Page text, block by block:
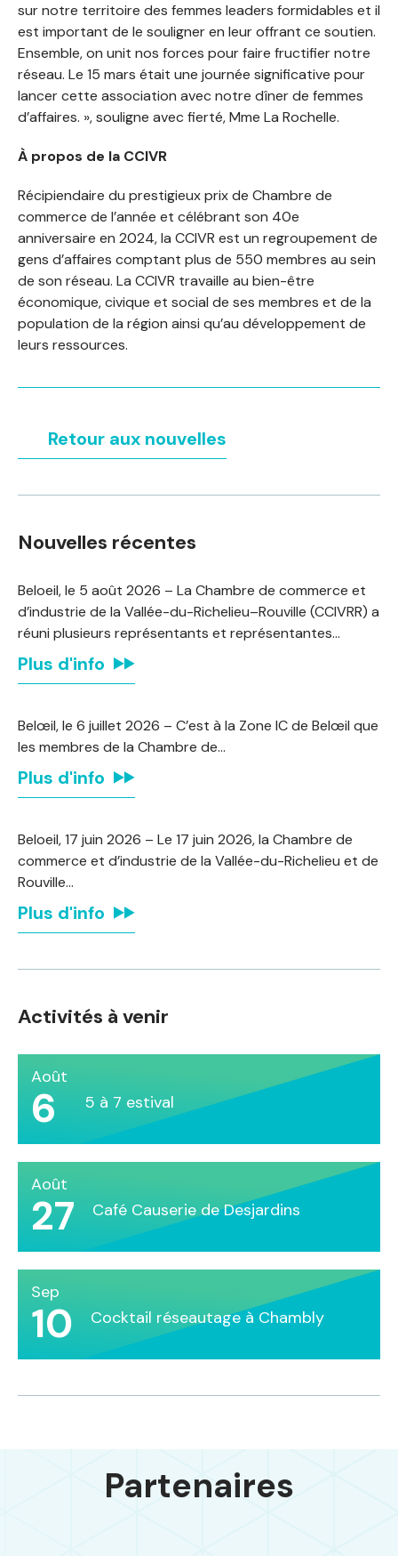
sur notre territoire des femmes leaders formidables et il
est important de le souligner en leur offrant ce soutien.
Ensemble, on unit nos forces pour faire fructifier notre
réseau. Le 15 mars était une journée significative pour
lancer cette association avec notre dîner de femmes
d’affaires. », souligne avec fierté, Mme La Rochelle.
À propos de la CCIVR
Récipiendaire du prestigieux prix de Chambre de
commerce de l’année et célébrant son 40e
anniversaire en 2024, la CCIVR est un regroupement de
gens d’affaires comptant plus de 550 membres au sein
de son réseau. La CCIVR travaille au bien-être
économique, civique et social de ses membres et de la
population de la région ainsi qu’au développement de
leurs ressources.
Retour aux nouvelles
Nouvelles récentes
Beloeil, le 5 août 2026 – La Chambre de commerce et
d’industrie de la Vallée-du-Richelieu–Rouville (CCIVRR) a
réuni plusieurs représentants et représentantes…
Plus d'info
Belœil, le 6 juillet 2026 – C’est à la Zone IC de Belœil que
les membres de la Chambre de…
Plus d'info
Beloeil, 17 juin 2026 – Le 17 juin 2026, la Chambre de
commerce et d’industrie de la Vallée-du-Richelieu et de
Rouville…
Plus d'info
Activités à venir
Août
6 5 à 7 estival
Août
27 Café Causerie de Desjardins
Sep
10 Cocktail réseautage à Chambly
Partenaires